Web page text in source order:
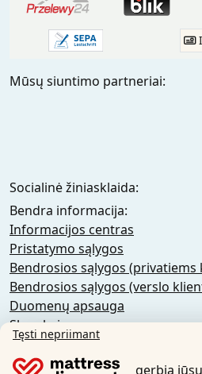
Mūsų siuntimo partneriai:
Socialinė žiniasklaida:
Bendra informacija:
Informacijos centras
Pristatymo sąlygos
Bendrosios sąlygos (privatiems
Bendrosios sąlygos (verslo
Duomenų apsauga
Slapukai
Atšaukimo politika
Atspaudas
Tęsti nepriimant
gerbia